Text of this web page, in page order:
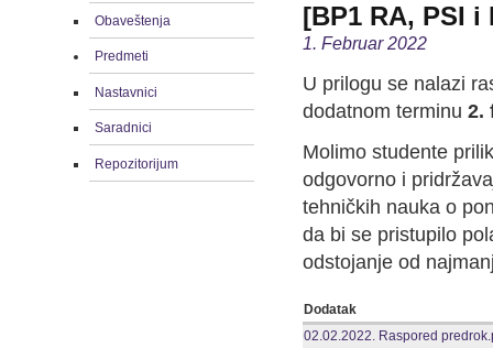
Obaveštenja
Predmeti
Nastavnici
Saradnici
Repozitorijum
[BP1 RA, PSI i
1. Februar 2022
U prilogu se nalazi
dodatnom terminu 2.
Molimo studente
odgovorno i
tehničkih nauka o
da bi se pristupilo
odstojanje od
Dodatak
02.02.2022. Raspored